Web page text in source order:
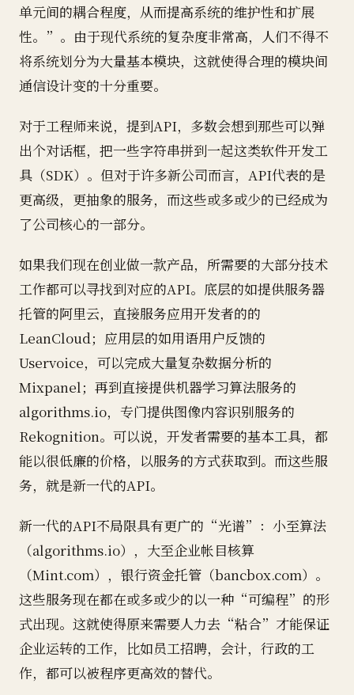
单元间的耦合程度，从而提高系统的维护性和扩展
性。”。由于现代系统的复杂度非常高，人们不得不
将系统划分为大量基本模块，这就使得合理的模块间
通信设计变的十分重要。
对于工程师来说，提到API，多数会想到那些可以弹
出个对话框，把一些字符串拼到一起这类软件开发工
具（SDK）。但对于许多新公司而言，API代表的是
更高级，更抽象的服务，而这些或多或少的已经成为
了公司核心的一部分。
如果我们现在创业做一款产品，所需要的大部分技术
工作都可以寻找到对应的API。底层的如提供服务器
托管的阿里云，直接服务应用开发者的的
LeanCloud；应用层的如用语用户反馈的
Uservoice，可以完成大量复杂数据分析的
Mixpanel；再到直接提供机器学习算法服务的
algorithms.io，专门提供图像内容识别服务的
Rekognition。可以说，开发者需要的基本工具，都
能以很低廉的价格，以服务的方式获取到。而这些服
务，就是新一代的API。
新一代的API不局限具有更广的“光谱”：小至算法
（algorithms.io），大至企业帐目核算
（Mint.com），银行资金托管（bancbox.com）。
这些服务现在都在或多或少的以一种“可编程”的形
式出现。这就使得原来需要人力去“粘合”才能保证
企业运转的工作，比如员工招聘，会计，行政的工
作，都可以被程序更高效的替代。